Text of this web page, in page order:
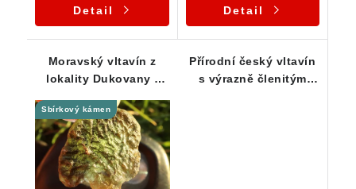
Detail Detail
Moravský vltavín z
lokality Dukovany -
- 4,33 g
Sbírkový kámen
Přírodní český vltavín
s výrazně členitým